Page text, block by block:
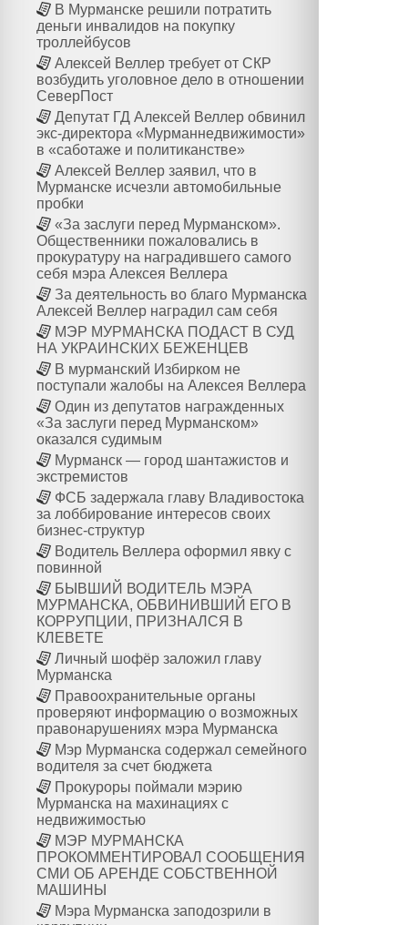
В Мурманске решили потратить
деньги инвалидов на покупку
троллейбусов
Алексей Веллер требует от СКР
возбудить уголовное дело в отношении
СеверПост
Депутат ГД Алексей Веллер обвинил
экс-директора «Мурманнедвижимости»
в «саботаже и политиканстве»
Алексей Веллер заявил, что в
Мурманске исчезли автомобильные
пробки
«За заслуги перед Мурманском».
Общественники пожаловались в
прокуратуру на наградившего самого
себя мэра Алексея Веллера
За деятельность во благо Мурманска
Алексей Веллер наградил сам себя
МЭР МУРМАНСКА ПОДАСТ В СУД
НА УКРАИНСКИХ БЕЖЕНЦЕВ
В мурманский Избирком не
поступали жалобы на Алексея Веллера
Один из депутатов награжденных
«За заслуги перед Мурманском»
оказался судимым
Мурманск — город шантажистов и
экстремистов
ФСБ задержала главу Владивостока
за лоббирование интересов своих
бизнес-структур
Водитель Веллера оформил явку с
повинной
БЫВШИЙ ВОДИТЕЛЬ МЭРА
МУРМАНСКА, ОБВИНИВШИЙ ЕГО В
КОРРУПЦИИ, ПРИЗНАЛСЯ В
КЛЕВЕТЕ
Личный шофёр заложил главу
Мурманска
Правоохранительные органы
проверяют информацию о возможных
правонарушениях мэра Мурманска
Мэр Мурманска содержал семейного
водителя за счет бюджета
Прокуроры поймали мэрию
Мурманска на махинациях с
недвижимостью
МЭР МУРМАНСКА
ПРОКОММЕНТИРОВАЛ СООБЩЕНИЯ
СМИ ОБ АРЕНДЕ СОБСТВЕННОЙ
МАШИНЫ
Мэра Мурманска заподозрили в